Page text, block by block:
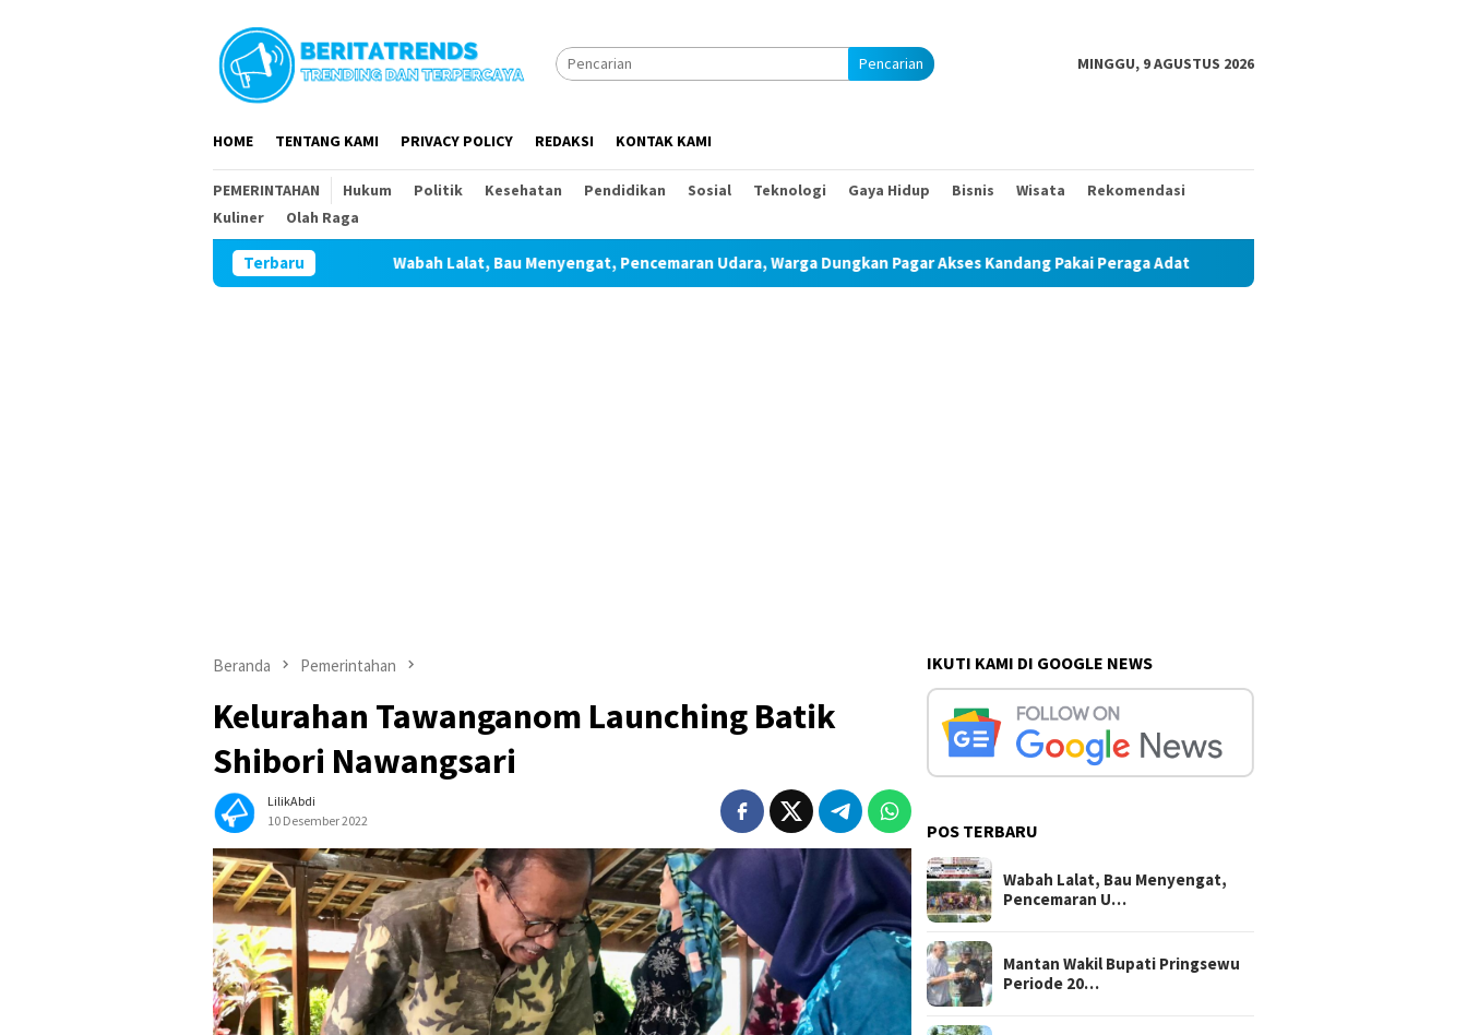
Pencarian MINGGU, 9 AGUSTUS 2026
HOME TENTANG KAMI PRIVACY POLICY REDAKSI KONTAK KAMI
PEMERINTAHAN Hukum Politik Kesehatan Pendidikan Sosial Teknologi Gaya Hidup Bisnis Wisata
Rekomendasi
Kuliner
Olah Raga
Terbaru
Wabah Lalat, Bau Menyengat, Pencemaran Udara, Warga Dungkan Pagar Akses Kandang Pakai Peraga Adat Mantan Wakil Bupati Pringsewu Periode 2017 – 2022
Beranda Pemerintahan
Kelurahan Tawanganom Launching Batik
Shibori Nawangsari
LilikAbdi
10 Desember 2022
IKUTI KAMI DI GOOGLE NEWS
POS TERBARU
Wabah Lalat, Bau Menyengat,
Pencemaran U…
Mantan Wakil Bupati Pringsewu
Periode 20…